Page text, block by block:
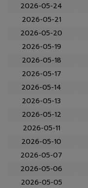
2026-05-24
2026-05-21
2026-05-20
2026-05-19
2026-05-18
2026-05-17
2026-05-14
2026-05-13
2026-05-12
2026-05-11
2026-05-10
2026-05-07
2026-05-06
2026-05-05